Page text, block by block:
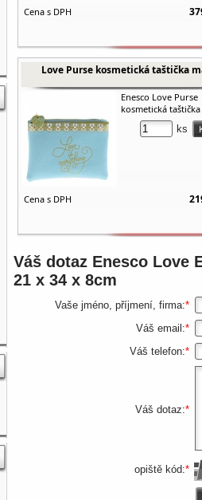
Cena s DPH
Love Purse kosmetická taštička
Enesco Love Purse
kosmetická
ks
Cena s DPH
Váš dotaz Enesco Love
21 x 34 x 8cm
Vaše jméno, příjmení, firma:*
Váš email:*
Váš telefon:*
Váš dotaz:*
opiště kód:*